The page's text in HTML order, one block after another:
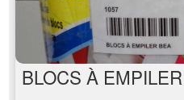
BLOCS À EMPILER